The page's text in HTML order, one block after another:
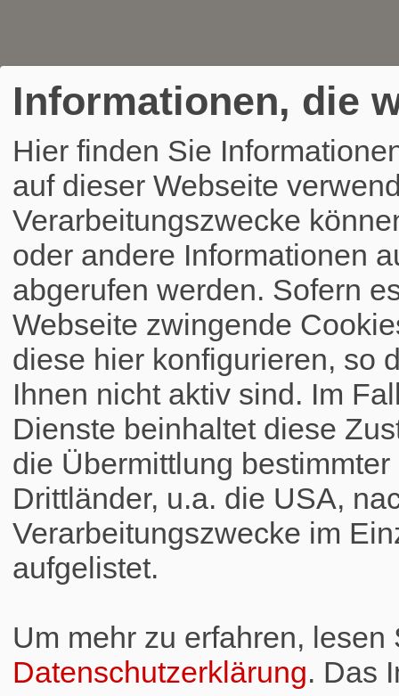
Informationen, die
Hier finden Sie
auf dieser Webseite
Verarbeitungszwecke
oder andere Informationen
abgerufen werden. Sofern
Webseite zwingende
diese hier konfigurieren, so
Ihnen nicht aktiv sind. Im
Dienste beinhaltet diese
die Übermittlung
Drittländer, u.a. die USA,
Verarbeitungszwecke im
aufgelistet.
Um mehr zu erfahren, lesen
Datenschutzerklärung. Das